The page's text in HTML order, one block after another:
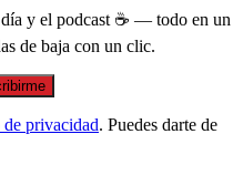
y el podcast ☕ — todo en un
de baja con un clic.
de privacidad. Puedes darte de